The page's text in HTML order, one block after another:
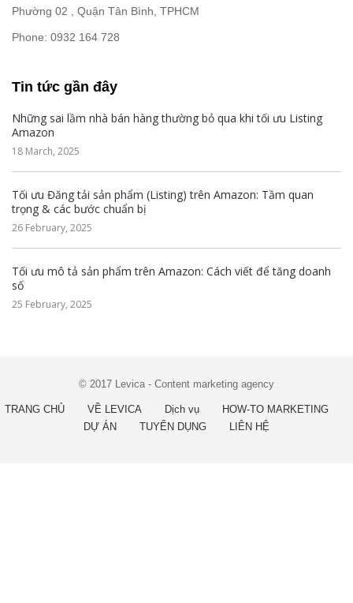
Phường 02 , Quận Tân Bình, TPHCM
Phone: 0932 164 728
Tin tức gần đây
Những sai lầm nhà bán hàng thường bỏ qua khi tối ưu Listing
Amazon
18 March, 2025
Tối ưu Đăng tải sản phẩm (Listing) trên Amazon: Tầm quan
trọng & các bước chuẩn bị
26 February, 2025
Tối ưu mô tả sản phẩm trên Amazon: Cách viết để tăng doanh
số
25 February, 2025
© 2017 Levica - Content marketing agency
TRANG CHỦ VỀ LEVICA Dịch vụ
HOW-TO MARKETING
DỰ ÁN
TUYỂN DỤNG LIÊN HỆ